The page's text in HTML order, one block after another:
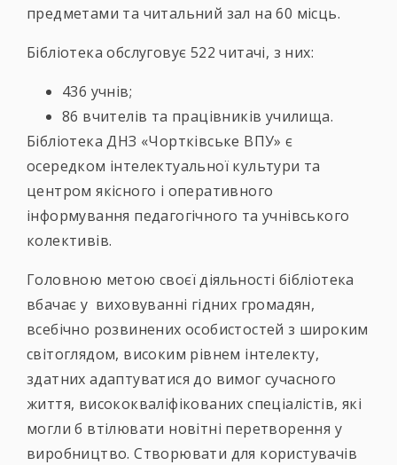
предметами та читальний зал на 60 місць.
Бібліотека обслуговує 522 читачі, з них:
436 учнів;
86 вчителів та працівників училища.
Бібліотека ДНЗ «Чортківське ВПУ» є
осередком інтелектуальної культури та
центром якісного і оперативного
інформування педагогічного та учнівського
колективів.
Головною метою своєї діяльності бібліотека
вбачає у виховуванні гідних громадян,
всебічно розвинених особистостей з широким
світоглядом, високим рівнем інтелекту,
здатних адаптуватися до вимог сучасного
життя, висококваліфікованих спеціалістів, які
могли б втілювати новітні перетворення у
виробництво. Створювати для користувачів